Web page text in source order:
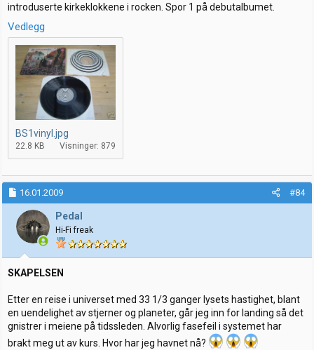
introduserte kirkeklokkene i rocken. Spor 1 på debutalbumet.
Vedlegg
BS1vinyl.jpg
22.8 KB Visninger: 879
16.01.2009 #84
Pedal
Hi-Fi freak
SKAPELSEN
Etter en reise i universet med 33 1/3 ganger lysets hastighet, blant
en uendelighet av stjerner og planeter, går jeg inn for landing så det
gnistrer i meiene på tidssleden. Alvorlig fasefeil i systemet har
brakt meg ut av kurs. Hvor har jeg havnet nå?